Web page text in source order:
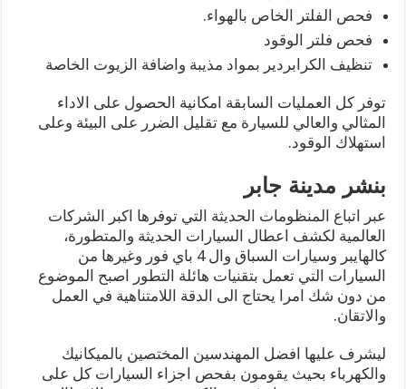
فحص الفلتر الخاص بالهواء.
فحص فلتر الوقود
تنظيف الكرابردير بمواد مذيبة واضافة الزيوت الخاصة
توفر كل العمليات السابقة امكانية الحصول على الاداء
المثالي والعالي للسيارة مع تقليل الضرر على البيئة وعلى
استهلاك الوقود.
بنشر مدينة جابر
عبر اتباع المنظومات الحديثة التي توفرها اكبر الشركات
العالمية لكشف اعطال السيارات الحديثة والمتطورة،
كالهايبر وسيارات السباق وال 4 باي فور وغيرها من
السيارات التي تعمل بتقنيات هائلة التطور اصبح الموضوع
من دون شك امرا يحتاج الى الدقة اللامتناهية في العمل
والاتقان.
ليشرف عليها افضل المهندسين المختصين بالميكانيك
والكهرباء بحيث يقومون بفحص اجزاء السيارات كل على